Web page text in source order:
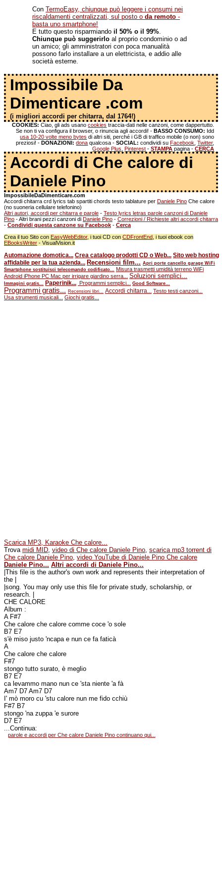
Con TermoEasy, chiunque può leggere i consumi nei
riscaldamenti centralizzati, sul posto o da remoto -
basta uno smartphone!
E tutto questo risparmiando il 50% o il 99%.
Chiunque può suggerirlo al proprio condominio o ad
un amico; gli amministratori con poca manualità
possono farlo installare a un elettricista, e addio alle
società esterne.
Impossibile Da
Dimenticare .com
(i migliori accordi per chitarra, dal 1764!)
COOKIES: Ciao, gli ads usanocookies traccia-dati nelle canzoni, come dappertutto.
Se non ti va configura il browser, o rinuncia agli accordi! -BASSO CONSUMO: Idd
usa 10-20 volte meno bytes di altri siti, perché i GB di traffico mobile (o non) sono
preziosi! -DONAZIONI: dona qualcosa -SOCIAL: condividi suFacebook ,Twitter,
Google Plus ,Pinterest -STAMPA pagina -CERCA
Accordi di Che calore di
Daniele Pino
ImpossibileDaDimenticare.com
Accordi chitarra crd lyrics tab spartiti chords testo tablature per Daniele Pino Che calore
(no suoneria cellulare telefonino)
Altri autori, accordi per chitarra e parole - Testo lyrics letras parole canzoni di Daniele
Pino - Altri brani pezzi canzoni di Daniele Pino - Correzioni / Richieste altri accordi chitarra
- Condividi questa canzone su Facebook - Cerca
Crea il tuo Sito con EasyWebEditor, i tuoi CD con CDFrontEnd , i tuoi ebook con
EBooksWriter - VisualVision.it
Automazione domotica... Crea catalogo prodotti CD o Web... Sito web hosting
affidabile per la tua azienda... Recensioni film... Apri porte cancello garage WiFi
Smartphone sostituisci telecomando codificato... Misura trasmetti umidità terreno WiFi
Android iPhone PC Mac per irrigare giardino serra...
Soluzioni semplici...
Immagini gratis... Paperinik... Programmi semplici... Good Software...
Programmi gratis... Recensioni libri... Accordi chitarra... Testo testi canzoni...
Usa strumenti musicali...
Giochi gratis...
Scarica MP3, Karaoke Che calore...
Trova midi MID, video di Che calore Daniele Pino, scarica mp3 torrent di
Che calore Daniele Pino, video YouTube di Daniele Pino Che calore
Daniele Pino... Altri accordi di Daniele Pino...
|This file is the author's own work and represents their interpretation of
the |
|song. You may only use this file for private study, scholarship, or
research. |
CHE CALORE
Album :
A F#7
Che calore che calore comme coce 'o sole
B7 E7
s'è miso justo 'ncapa e nun ce fa faticà
A
Che calore che calore
F#7
stongo tutto surato, è meglio
B7 E7
ca levammo mano nun ce 'sta niente 'a fà
Am7 D7 Am7 D7
I' mò moro cu 'stu calore nun me fido cchiù
F#7 B7
stongo 'na zuppa 'e surore
D7 E7
...Continua:
parole e accordi per Che calore Daniele Pino continuano qui...